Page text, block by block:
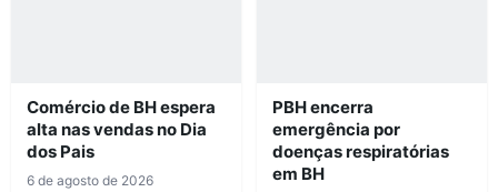
Comércio de BH espera
alta nas vendas no Dia
dos Pais
6 de agosto de 2026
PBH encerra
emergência por
doenças respiratórias
em BH